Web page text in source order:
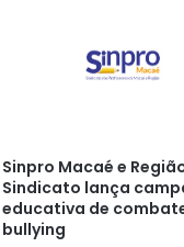
Sinpro Macaé e
Sindicato lança
educativa de
bullying